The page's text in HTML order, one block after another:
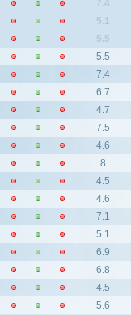
7.4
5.1
5.5
5.5
7.4
6.7
4.7
7.5
4.6
8
4.5
4.6
7.1
5.1
6.9
6.8
4.5
5.6